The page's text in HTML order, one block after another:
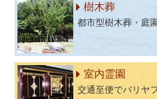
樹木葬
都市型樹木葬・庭
室内霊園
交通至便でバリヤ